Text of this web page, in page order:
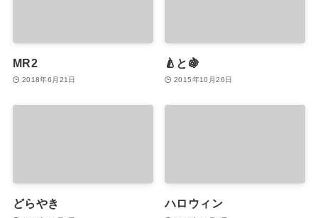
MR2
2018年6月21日
🍐と🍇
2015年10月26日
どらやき ハロウィン